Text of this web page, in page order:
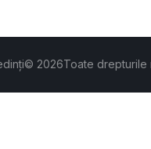
© 2026Toate drepturile